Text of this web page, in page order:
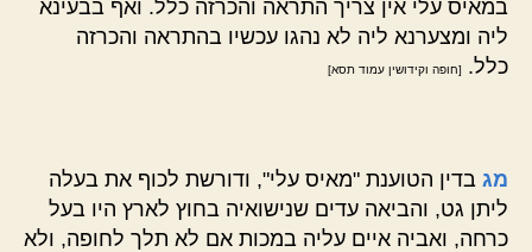
במאיס עלי אין צריך התראה והכרזה כלל. ואף בבעינא
ליה ומצערנא ליה לא נהגו עכשיו בהתראה והכרזה
כלל.
[חופה וקידושין עמוד תסא]
מג בדין הטוענת "מאיס עלי", ודורשת לכוף את בעלה
ליתן גט, והביאה עדים שנישואיה בחוץ לארץ היו בעל
כרחה, ואביה איים עליה במכות אם לא תלך לחופה, ולא